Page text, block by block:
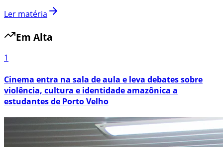
Ler matéria
Em Alta
1
Cinema entra na sala de aula e leva debates sobre
violência, cultura e identidade amazônica a
estudantes de Porto Velho